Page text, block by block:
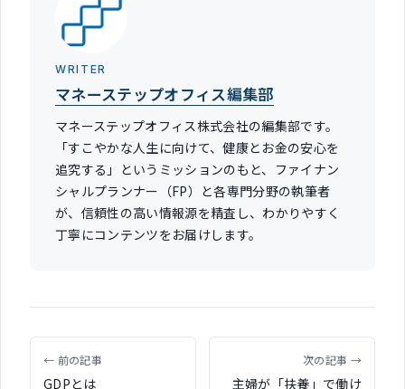
WRITER
マネーステップオフィス編集部
マネーステップオフィス株式会社の編集部です。
「すこやかな人生に向けて、健康とお金の安心を
追究する」というミッションのもと、ファイナン
シャルプランナー（FP）と各専門分野の執筆者
が、信頼性の高い情報源を精査し、わかりやすく
丁寧にコンテンツをお届けします。
← 前の記事
GDPとは
次の記事 →
主婦が「扶養」で働け